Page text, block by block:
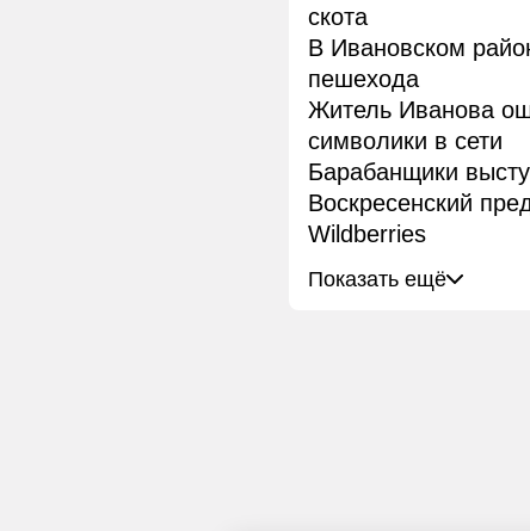
скота
В Ивановском
пешехода
Житель Иванова
символики в сети
Барабанщики
Воскресенский
Wildberries
Показать ещё